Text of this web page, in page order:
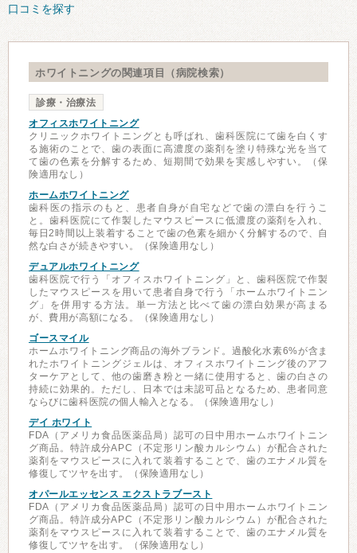
口コミを探す
ホワイトニングの関連項目（病院検索）
診療・治療法
オフィスホワイトニング
クリニックホワイトニングとも呼ばれ、歯科医院にて歯を白くす
る施術のことで、歯の表面に高濃度の薬剤を塗り特殊な光を当て
て歯の色素を分解するため、短期間で効果を実感しやすい。（保
険適用なし）
ホームホワイトニング
歯科医の指示のもと、患者自身が自宅などで歯の漂白を行うこ
と。歯科医院にて作製したマウスピースに低濃度の薬剤を入れ、
毎日2時間以上装着することで歯の色素を細かく分解するので、自
然な白さが続きやすい。（保険適用なし）
デュアルホワイトニング
歯科医院で行う「オフィスホワイトニング」と、歯科医院で作製
したマウスピースを用いて患者自身で行う「ホームホワイトニン
グ」を併用する方法。単一方法と比べて歯の漂白効果が高まる
が、費用が高額になる。（保険適用なし）
ゴースマイル
ホームホワイトニング商品の海外ブランド。過酸化水素6%が含ま
れたホワイトニングジェルは、オフィスホワイトニング後のアフ
ターケアとして、他の歯磨き粉と一緒に使用すると、歯の白さの
持続に効果的。ただし、日本では未認可品となるため、患者同意
ならびに歯科医院の個人輸入となる。（保険適用なし）
デイ ホワイト
FDA（アメリカ食品医薬品局）認可の日中用ホームホワイトニン
グ商品。特許成分APC（不定形リン酸カルシウム）が配合された
薬剤をマウスピースに入れて装着することで、歯のエナメル質を
修復してツヤを出す。（保険適用なし）
オパールエッセンス エクストラブースト
FDA（アメリカ食品医薬品局）認可の日中用ホームホワイトニン
グ商品。特許成分APC（不定形リン酸カルシウム）が配合された
薬剤をマウスピースに入れて装着することで、歯のエナメル質を
修復してツヤを出す。（保険適用なし）